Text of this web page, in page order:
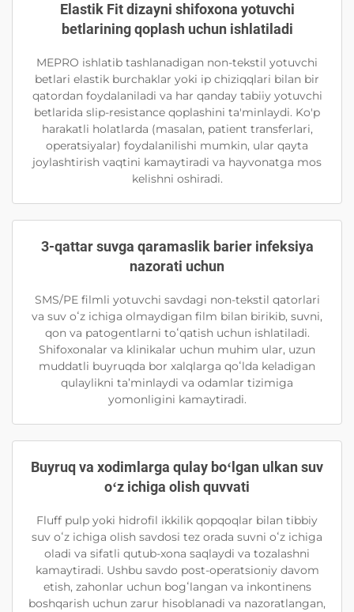
Elastik Fit dizayni shifoxona yotuvchi
betlarining qoplash uchun ishlatiladi
MEPRO ishlatib tashlanadigan non-tekstil yotuvchi
betlari elastik burchaklar yoki ip chiziqqlari bilan bir
qatordan foydalaniladi va har qanday tabiiy yotuvchi
betlarida slip-resistance qoplashini ta'minlaydi. Ko'p
harakatli holatlarda (masalan, patient transferlari,
operatsiyalar) foydalanilishi mumkin, ular qayta
joylashtirish vaqtini kamaytiradi va hayvonatga mos
kelishni oshiradi.
3-qattar suvga qaramaslik barier infeksiya
nazorati uchun
SMS/PE filmli yotuvchi savdagi non-tekstil qatorlari
va suv oʻz ichiga olmaydigan film bilan birikib, suvni,
qon va patogentlarni toʻqatish uchun ishlatiladi.
Shifoxonalar va klinikalar uchun muhim ular, uzun
muddatli buyruqda bor xalqlarga qoʻlda keladigan
qulaylikni ta’minlaydi va odamlar tizimiga
yomonligini kamaytiradi.
Buyruq va xodimlarga qulay boʻlgan ulkan suv
oʻz ichiga olish quvvati
Fluff pulp yoki hidrofil ikkilik qopqoqlar bilan tibbiy
suv oʻz ichiga olish savdosi tez orada suvni oʻz ichiga
oladi va sifatli qutub-xona saqlaydi va tozalashni
kamaytiradi. Ushbu savdo post-operatsioniy davom
etish, zahonlar uchun bogʻlangan va inkontinens
boshqarish uchun zarur hisoblanadi va nazoratlangan,